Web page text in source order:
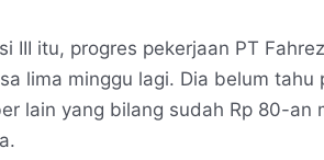
III itu, progres pekerjaan PT
lima minggu lagi. Dia belum tahu
lain yang bilang sudah Rp 80-an